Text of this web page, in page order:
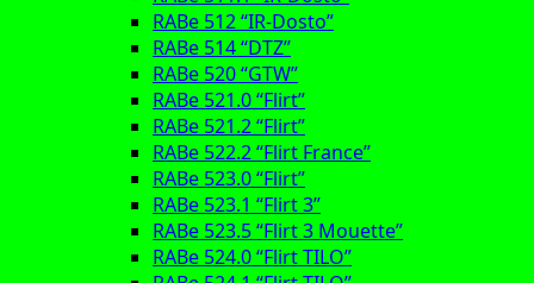
RABe 512 “IR-Dosto”
RABe 514 “DTZ”
RABe 520 “GTW”
RABe 521.0 “Flirt”
RABe 521.2 “Flirt”
RABe 522.2 “Flirt France”
RABe 523.0 “Flirt”
RABe 523.1 “Flirt 3”
RABe 523.5 “Flirt 3 Mouette”
RABe 524.0 “Flirt TILO”